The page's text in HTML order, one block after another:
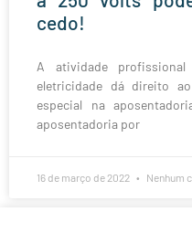
cedo!
A atividade
eletricidade dá direito
especial na
aposentadoria por
16 de março de 2022 Nenhum